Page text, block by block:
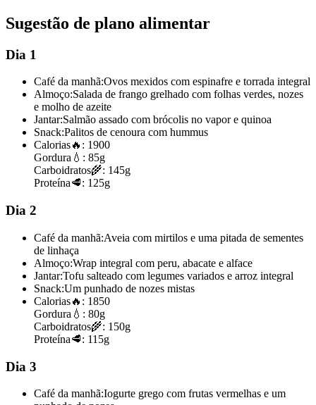
Sugestão de plano alimentar
Dia 1
Café da manhã:Ovos mexidos com espinafre e torrada integral
Almoço:Salada de frango grelhado com folhas verdes, nozes
e molho de azeite
Jantar:Salmão assado com brócolis no vapor e quinoa
Snack:Palitos de cenoura com hummus
Calorias🔥: 1900
Gordura 💧: 85g
Carboidratos🌾: 145g
Proteína🥩: 125g
Dia 2
Café da manhã:Aveia com mirtilos e uma pitada de sementes
de linhaça
Almoço:Wrap integral com peru, abacate e alface
Jantar:Tofu salteado com legumes variados e arroz integral
Snack:Um punhado de nozes mistas
Calorias🔥: 1850
Gordura 💧: 80g
Carboidratos🌾: 150g
Proteína🥩: 115g
Dia 3
Café da manhã:Iogurte grego com frutas vermelhas e um